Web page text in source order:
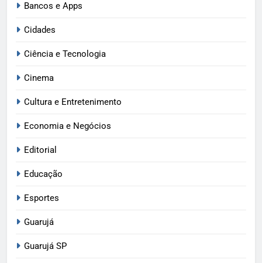
Bancos e Apps
Cidades
Ciência e Tecnologia
Cinema
Cultura e Entretenimento
Economia e Negócios
Editorial
Educação
Esportes
Guarujá
Guarujá SP